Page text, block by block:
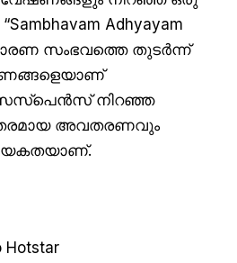
Adhyayam
സംഭവത്തെ തുടർന്ന്
സസ്പെൻസ് നിറഞ്ഞ
അവതരണവും
Hotstar